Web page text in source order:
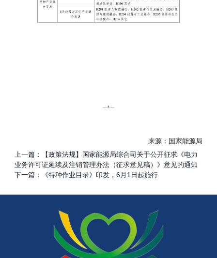
来源：国家能源局
上一篇：
【政策法规】国家能源局综合司关于公开征求《电力
业务许可证延续及注销管理办法（征求意见稿）》意见的通知
下一篇：
《特种作业目录》印发，6月1日起施行